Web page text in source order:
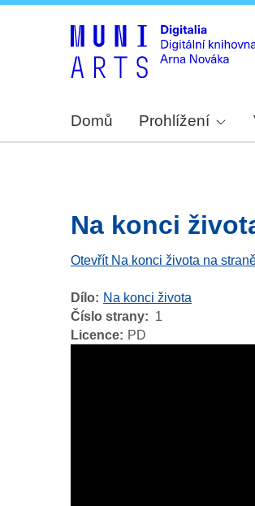
Domů Prohlížení
Na konci
Otevřít Na konci života na
Dílo
Na konci života
Číslo strany
1
Licence
PD